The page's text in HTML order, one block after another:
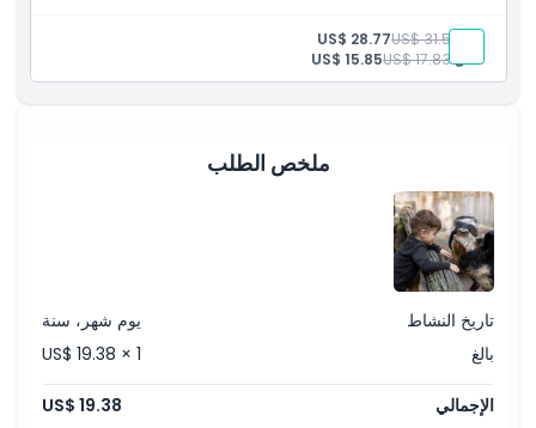
ما يجب معرفته
كيفية الاسترداد
بالغ: US$ 31.50
US$ 28.77
طفل:US$ 17.83
US$ 15.85
ملخص الطلب
تاريخ النشاط
يوم شهر، سنة
بالغ
US$ 19.38 × 1
الإجمالي US$ 19.38